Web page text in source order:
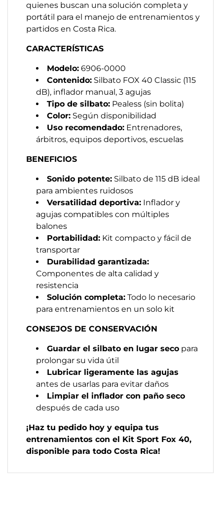
quienes buscan una solución completa y
portátil para el manejo de entrenamientos y
partidos en Costa Rica.
CARACTERÍSTICAS
Modelo: 6906-0000
Contenido: Silbato FOX 40 Classic (115
dB), inflador manual, 3 agujas
Tipo de silbato: Pealess (sin bolita)
Color: Según disponibilidad
Uso recomendado: Entrenadores,
árbitros, equipos deportivos, escuelas
BENEFICIOS
Sonido potente: Silbato de 115 dB ideal
para ambientes ruidosos
Versatilidad deportiva: Inflador y
agujas compatibles con múltiples
balones
Portabilidad: Kit compacto y fácil de
transportar
Durabilidad garantizada:
Componentes de alta calidad y
resistencia
Solución completa: Todo lo necesario
para entrenamientos en un solo kit
CONSEJOS DE CONSERVACIÓN
Guardar el silbato en lugar seco para
prolongar su vida útil
Lubricar ligeramente las agujas
antes de usarlas para evitar daños
Limpiar el inflador con paño seco
después de cada uso
¡Haz tu pedido hoy y equipa tus
entrenamientos con el Kit Sport Fox 40,
disponible para todo Costa Rica!